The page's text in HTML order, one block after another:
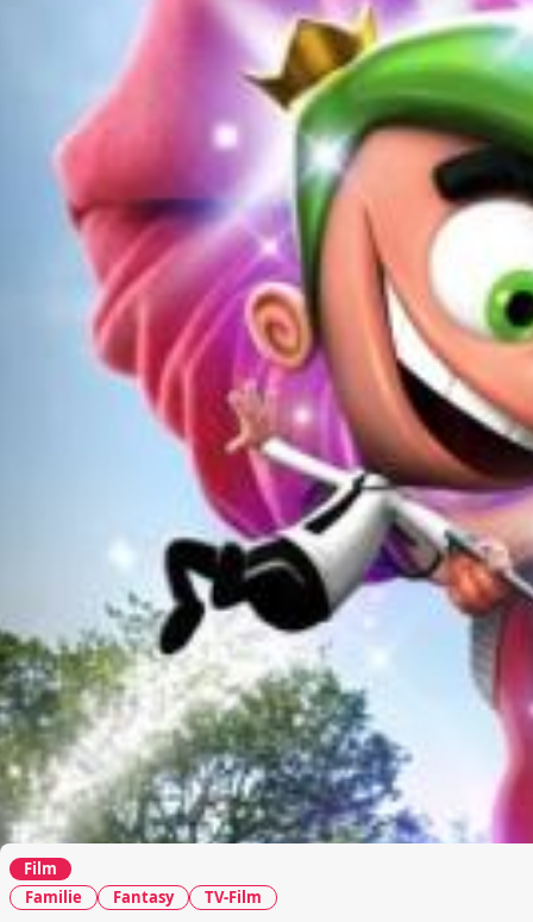
Film
Familie
Fantasy TV-Film